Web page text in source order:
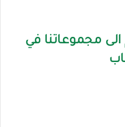
مجموعاتنا في